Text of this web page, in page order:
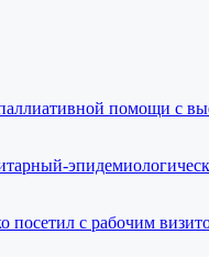
помощи с
с рабочим